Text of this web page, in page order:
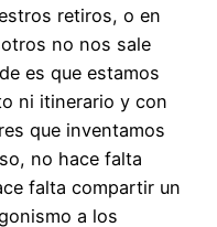
retiros, o en
no nos sale
es que estamos
ni itinerario y con
que inventamos
no hace falta
falta compartir un
a los